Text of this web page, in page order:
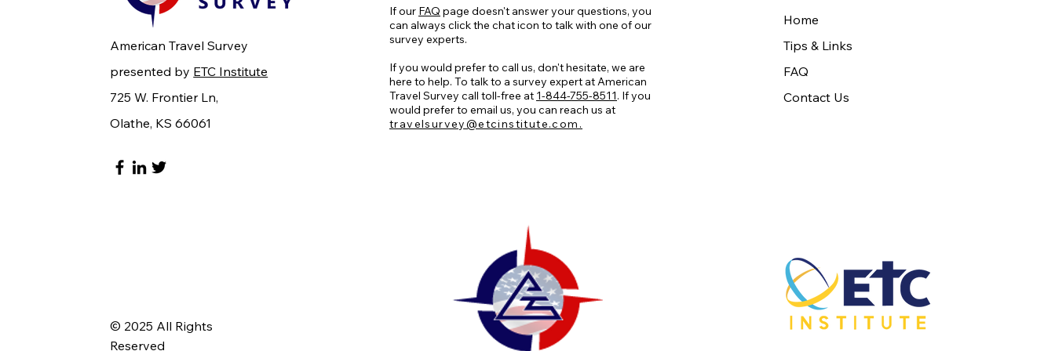
American Travel Survey
presented by ETC Institute
725 W. Frontier Ln,
Olathe, KS 66061
© 2025 All Rights
Reserved
If our FAQ page doesn't answer your questions, you
can always click the chat icon to talk with one of our
survey experts.
If you would prefer to call us, don't hesitate, we are
here to help. To talk to a survey expert at American
Travel Survey call toll-free at 1-844-755-8511. If you
would prefer to email us, you can reach us at
travelsurvey@etcinstitute.com.
Home
Tips & Links
FAQ
Contact Us